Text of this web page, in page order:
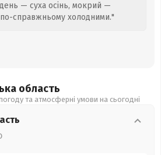
день — суха осінь, мокрий —
справжньому холодними."
область
та атмосферні умови на сьогодні